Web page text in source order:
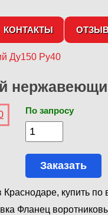
КОНТАКТЫ
Ду150 Ру40
По запросу
Заказать
купить по
Фланец